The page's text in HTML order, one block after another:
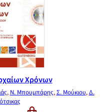
Χρόνων
, Ν. Μπουμπάρης,Σ. Μούκιου,Δ.